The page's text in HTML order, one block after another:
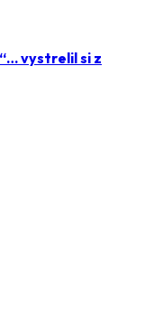
vystrelil si z